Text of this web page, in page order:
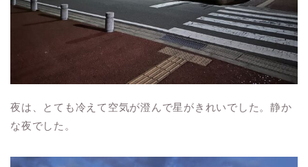
夜は、とても冷えて空気が澄んで星がきれいでした。静か
な夜でした。